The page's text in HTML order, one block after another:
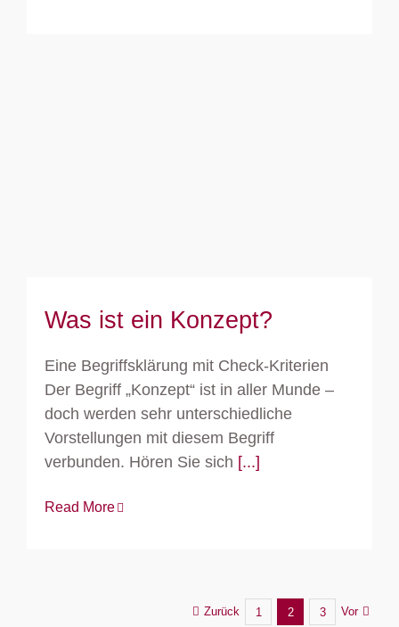
Was ist ein Konzept?
Eine Begriffsklärung mit Check-Kriterien
Der Begriff „Konzept“ ist in aller Munde –
doch werden sehr unterschiedliche
Vorstellungen mit diesem Begriff
verbunden. Hören Sie sich [...]
Read More
Zurück 1 2 3 Vor